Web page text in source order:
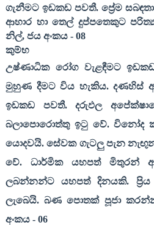
ගැනීමට ඉඩකඩ පවතී. ප්‍රේම
ආහාර හා තෙල් දුප්පතෙකුට
නිල්, ජය අංකය -08
කුම්භ
උෂ්ණාධික රෝග වැළඳීමට
මුහුණ දීමට විය හැකිය. දණහිස්
ඉඩකඩ පවතී. දරුඵල
බලාපොරොත්තු ඉටු වේ. විනෝද
යොදවයි. සේවක ගැටලු පැන
වේ. ධාර්මික යහපත් මිතුරන්
ලබන්නන්ට යහපත් දිනයකි. ප්‍රිය
ලැබෙයි. බණ පොතක් පූජා
අංකය -06